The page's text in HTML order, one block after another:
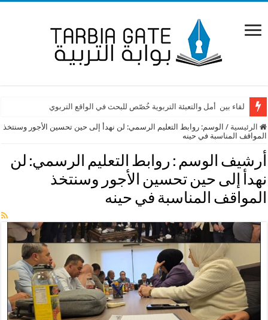
لقاء بين أمل والتعبئة التربوية خُصّص للبحث في الواقع التربوي
الرئيسية / الوسم:روابط التعليم الرسمي: لن نهدأ إلى حين تحسين الأجور وسنتخذ
المواقف المناسبة في حينه
أرشيف الوسم : روابط التعليم الرسمي: لن
نهدأ إلى حين تحسين الأجور وسنتخذ
المواقف المناسبة في حينه